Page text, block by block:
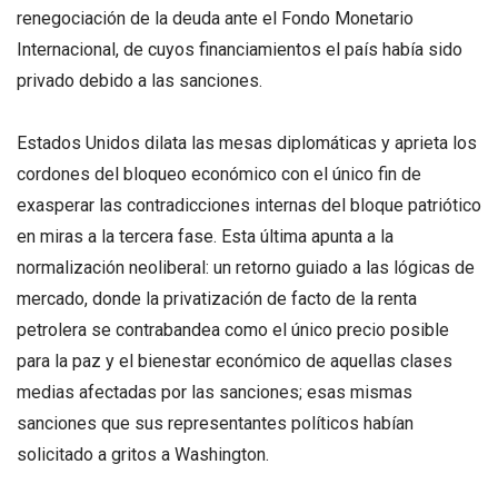
renegociación de la deuda ante el Fondo Monetario
Internacional, de cuyos financiamientos el país había sido
privado debido a las sanciones.
Estados Unidos dilata las mesas diplomáticas y aprieta los
cordones del bloqueo económico con el único fin de
exasperar las contradicciones internas del bloque patriótico
en miras a la tercera fase. Esta última apunta a la
normalización neoliberal: un retorno guiado a las lógicas de
mercado, donde la privatización de facto de la renta
petrolera se contrabandea como el único precio posible
para la paz y el bienestar económico de aquellas clases
medias afectadas por las sanciones; esas mismas
sanciones que sus representantes políticos habían
solicitado a gritos a Washington.